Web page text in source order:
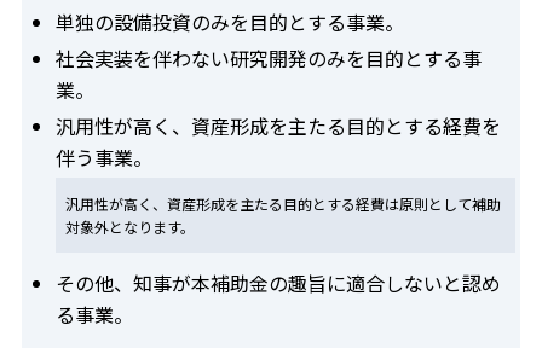
単独の設備投資のみを目的とする事業。
社会実装を伴わない研究開発のみを目的とする事
業。
汎用性が高く、資産形成を主たる目的とする経費を
伴う事業。
汎用性が高く、資産形成を主たる目的とする経費は原則として補助
対象外となります。
その他、知事が本補助金の趣旨に適合しないと認め
る事業。